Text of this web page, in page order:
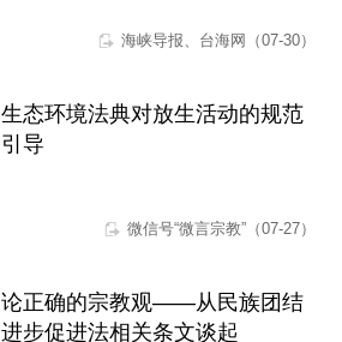
海峡导报、台海网（07-30）
生态环境法典对放生活动的规范
引导
微信号“微言宗教”（07-27）
论正确的宗教观——从民族团结
进步促进法相关条文谈起